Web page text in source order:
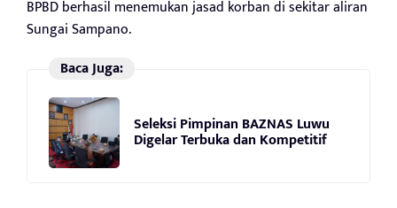
BPBD berhasil menemukan jasad korban di sekitar aliran
Sungai Sampano.
Baca Juga:
Seleksi Pimpinan BAZNAS Luwu
Digelar Terbuka dan Kompetitif